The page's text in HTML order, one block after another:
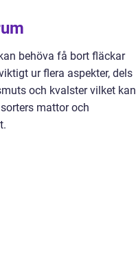
behöva få bort fläckar
ur flera aspekter, dels
och kvalster vilket kan
mattor och